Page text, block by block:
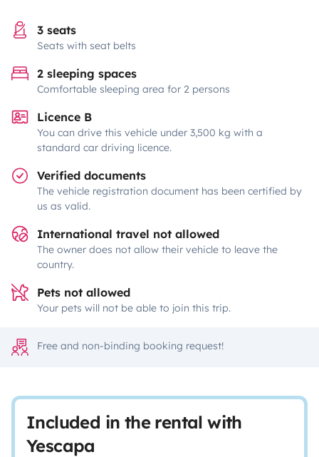
3 seats
Seats with seat belts
2 sleeping spaces
Comfortable sleeping area for 2 persons
Licence B
You can drive this vehicle under 3,500 kg with a
standard car driving licence.
Verified documents
The vehicle registration document has been certified by
us as valid.
International travel not allowed
The owner does not allow their vehicle to leave the
country.
Pets not allowed
Your pets will not be able to join this trip.
Free and non-binding booking request!
Included in the rental with
Yescapa